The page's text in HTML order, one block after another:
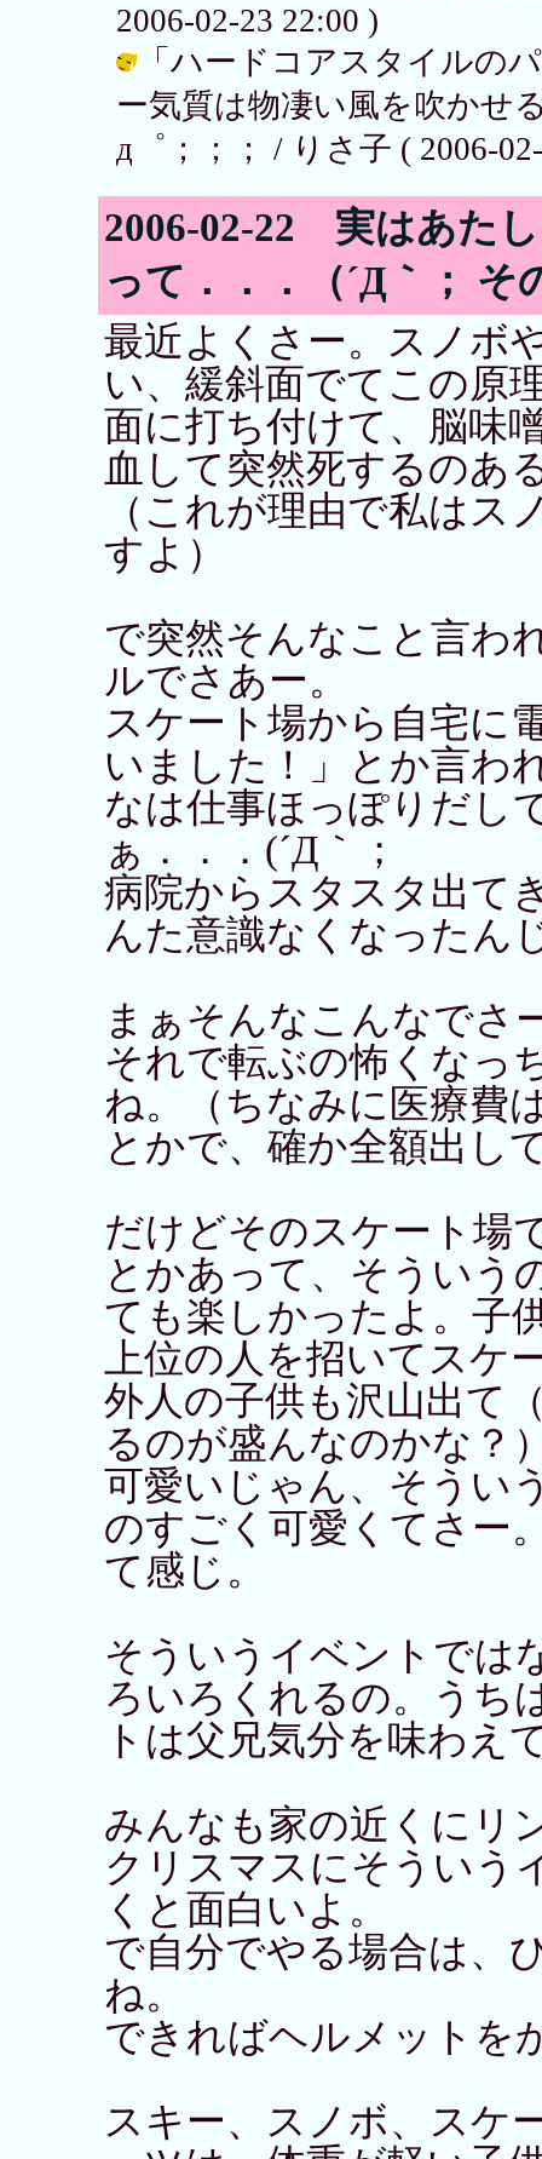
2006-02-23 22:00 )
「ハードコアスタイルの
ー気質は物凄い風を吹かせ
д゜；；； / りさ子 ( 2006-
2006-02-22 実はあた
って．．．（´Д｀； そ
最近よくさー。スノボ
い、緩斜面でてこの原
面に打ち付けて、脳味
血して突然死するのあ
（これが理由で私はス
すよ）
で突然そんなこと言わ
ルでさあー。
スケート場から自宅に
いました！」とか言わ
なは仕事ほっぽりだし
ぁ．．．(´Д｀；
病院からスタスタ出て
んた意識なくなったん
まぁそんなこんなでさ
それで転ぶの怖くなっ
ね。（ちなみに医療費
とかで、確か全額出し
だけどそのスケート場
とかあって、そういう
ても楽しかったよ。子
上位の人を招いてスケ
外人の子供も沢山出て
るのが盛んなのかな？
可愛いじゃん、そうい
のすごく可愛くてさー
て感じ。
そういうイベントでは
ろいろくれるの。うち
トは父兄気分を味わえ
みんなも家の近くにリ
クリスマスにそういう
くと面白いよ。
で自分でやる場合は、
ね。
できればヘルメットを
スキー、スノボ、スケ